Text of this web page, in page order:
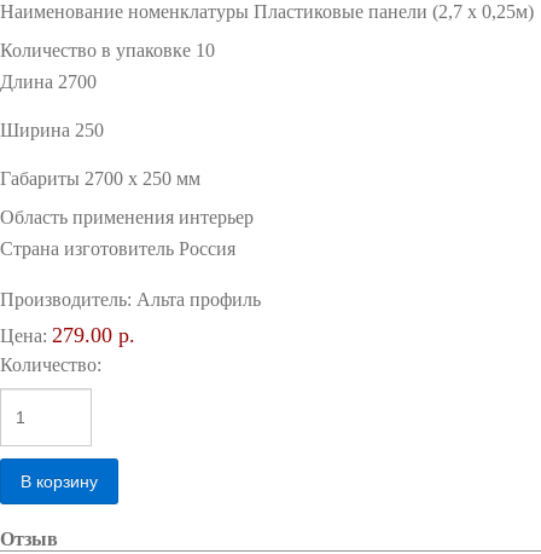
Наименование номенклатуры Пластиковые панели (2,7 х 0,25м)
Количество в упаковке 10
Длина 2700
Ширина 250
Габариты 2700 x 250 мм
Область применения интерьер
Страна изготовитель Россия
Производитель: Альта профиль
Цена: 279.00 р.
Количество:
Отзыв